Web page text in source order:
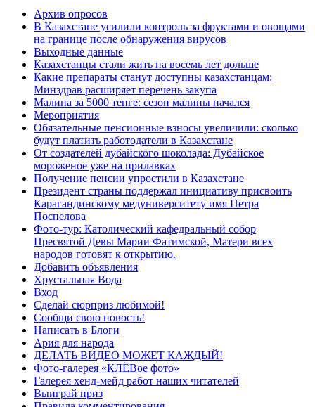
Архив опросов
В Казахстане усилили контроль за фруктами и овощами
на границе после обнаружения вирусов
Выходные данные
Казахстанцы стали жить на восемь лет дольше
Какие препараты станут доступны казахстанцам:
Минздрав расширяет перечень закупа
Малина за 5000 тенге: сезон малины начался
Мероприятия
Обязательные пенсионные взносы увеличили: сколько
будут платить работодатели в Казахстане
От создателей дубайского шоколада: Дубайское
мороженое уже на прилавках
Получение пенсии упростили в Казахстане
Президент страны поддержал инициативу присвоить
Карагандинскому медуниверситету имя Петра
Поспелова
Фото-тур: Католический кафедральный собор
Пресвятой Девы Марии Фатимской, Матери всех
народов готовят к открытию.
Добавить объявления
Хрустальная Вода
Вход
Сделай сюрприз любимой!
Сообщи свою новость!
Написать в Блоги
Ария для народа
ДЕЛАТЬ ВИДЕО МОЖЕТ КАЖДЫЙ!
Фото-галерея «КЛЁВое фото»
Галерея хенд-мейд работ наших читателей
Выиграй приз